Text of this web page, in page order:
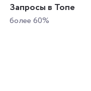
Запросы в Топе
более 60%